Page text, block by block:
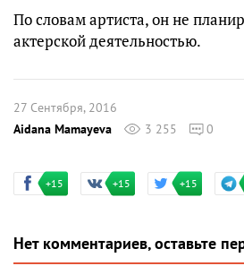
По словам артиста, он не
актерской деятельностью.
27 Сентября, 2016
Aidana Mamayeva
3 255 0
+15 +15 +15
Нет комментариев, оставьте